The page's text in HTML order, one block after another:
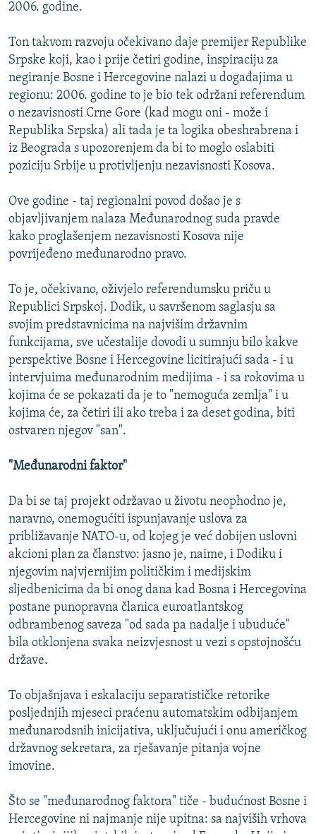
2006. godine.
Ton takvom razvoju očekivano daje premijer Republike
Srpske koji, kao i prije četiri godine, inspiraciju za
negiranje Bosne i Hercegovine nalazi u događajima u
regionu: 2006. godine to je bio tek održani referendum
o nezavisnosti Crne Gore (kad mogu oni - može i
Republika Srpska) ali tada je ta logika obeshrabrena i
iz Beograda s upozorenjem da bi to moglo oslabiti
poziciju Srbije u protivljenju nezavisnosti Kosova.
Ove godine - taj regionalni povod došao je s
objavljivanjem nalaza Međunarodnog suda pravde
kako proglašenjem nezavisnosti Kosova nije
povrijeđeno međunarodno pravo.
To je, očekivano, oživjelo referendumsku priču u
Republici Srpskoj. Dodik, u savršenom saglasju sa
svojim predstavnicima na najvišim državnim
funkcijama, sve učestalije dovodi u sumnju bilo kakve
perspektive Bosne i Hercegovine licitirajući sada - i u
intervjuima međunarodnim medijima - i sa rokovima u
kojima će se pokazati da je to "nemoguća zemlja" i u
kojima će, za četiri ili ako treba i za deset godina, biti
ostvaren njegov "san".
"Međunarodni faktor"
Da bi se taj projekt održavao u životu neophodno je,
naravno, onemogućiti ispunjavanje uslova za
približavanje NATO-u, od kojeg je već dobijen uslovni
akcioni plan za članstvo: jasno je, naime, i Dodiku i
njegovim najvjernijim političkim i medijskim
sljedbenicima da bi onog dana kad Bosna i Hercegovina
postane punopravna članica euroatlantskog
odbrambenog saveza "od sada pa nadalje i ubuduće"
bila otklonjena svaka neizvjesnost u vezi s opstojnošću
države.
To objašnjava i eskalaciju separatističke retorike
posljednjih mjeseci praćenu automatskim odbijanjem
međunarodsnih inicijativa, uključujući i onu američkog
državnog sekretara, za rješavanje pitanja vojne
imovine.
Što se "međunarodnog faktora" tiče - budućnost Bosne i
Hercegovine ni najmanje nije upitna: sa najviših vrhova